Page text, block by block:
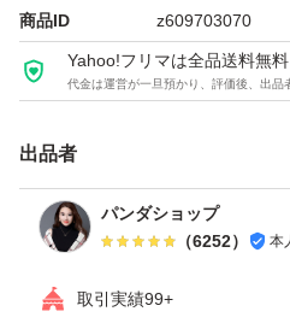
すりおろして冷凍保存
れています。
その他の肥料は一切使っていま
おじいちゃんは孫に1番安全で
商品ID z609703070
Yahoo!フリマは全品送料無
代金は運営が一旦預かり、評価後、出品
出品者
パンダショップ
（6252） 本
取引実績99+